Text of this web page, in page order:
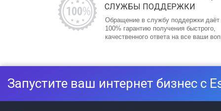
СЛУЖБЫ ПОДДЕРЖКИ
Обращение в службу поддержки
100% гарантию получения быстрого,
качественного ответа на все ваши
Запустите ваш интернет бизнес с